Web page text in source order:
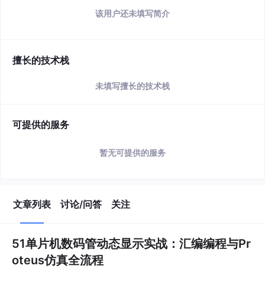
该用户还未填写简介
擅长的技术栈
未填写擅长的技术栈
可提供的服务
暂无可提供的服务
文章列表 讨论/问答 关注
51单片机数码管动态显示实战：汇编编程与Pr
oteus仿真全流程